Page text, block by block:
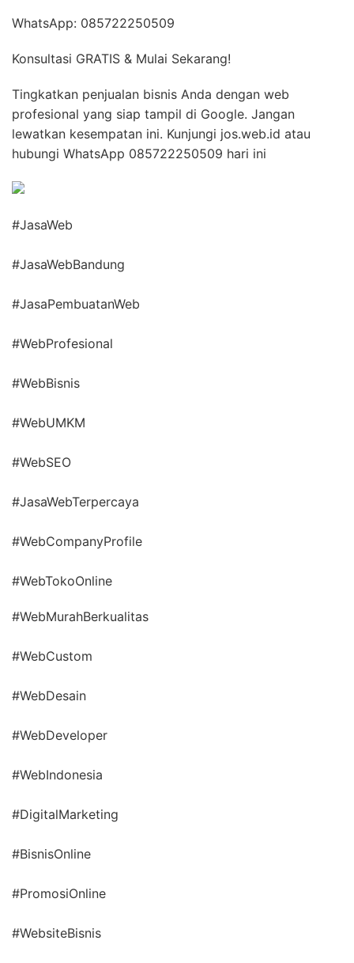
WhatsApp: 085722250509
Konsultasi GRATIS & Mulai Sekarang!
Tingkatkan penjualan bisnis Anda dengan web
profesional yang siap tampil di Google. Jangan
lewatkan kesempatan ini. Kunjungi jos.web.id atau
hubungi WhatsApp 085722250509 hari ini
#JasaWeb
#JasaWebBandung
#JasaPembuatanWeb
#WebProfesional
#WebBisnis
#WebUMKM
#WebSEO
#JasaWebTerpercaya
#WebCompanyProfile
#WebTokoOnline
#WebMurahBerkualitas
#WebCustom
#WebDesain
#WebDeveloper
#WebIndonesia
#DigitalMarketing
#BisnisOnline
#PromosiOnline
#WebsiteBisnis